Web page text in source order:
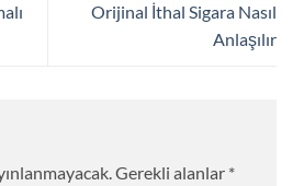
Orijinal İthal Sigara Nasıl
Anlaşılır
Gerekli alanlar *